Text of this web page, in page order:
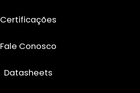
Certificações
Fale Conosco
Datasheets